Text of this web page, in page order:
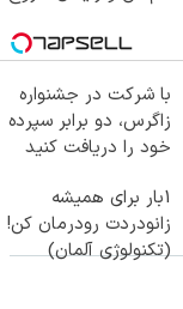
با شرکت در جشنواره
زاگرس، دو برابر سپرده
خود را دریافت کنید
1بار برای همیشه
زانودردت رودرمان کن!
(تکنولوژی آلمان)